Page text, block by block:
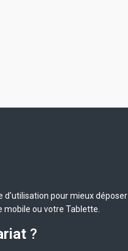
d'utilisation pour mieux déposer
ou votre Tablette.
?